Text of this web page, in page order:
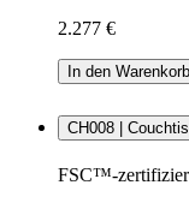
2.277 €
In den Warenkorb
CH008 |
FSC™-